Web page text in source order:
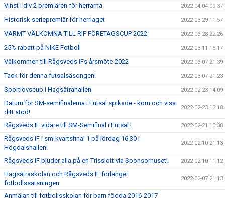
Vinst i div 2 premiären för herrarna 2022-04-04 09:37
Historisk seriepremiär för herrlaget 2022-03-29 11:57
VARMT VÄLKOMNA TILL RIF FÖRETAGSCUP 2022 2022-03-28 22:26
25% rabatt på NIKE Fotboll 2022-03-11 15:17
Välkommen till Rågsveds IFs årsmöte 2022 2022-03-07 21:39
Tack för denna futsalsäsongen! 2022-03-07 21:23
Sportlovscup i Hagsätrahallen 2022-02-23 14:09
Datum för SM-semifinalerna i Futsal spikade - kom och visa
ditt stöd!
2022-02-23 13:18
Rågsveds IF vidare till SM-Semifinal i Futsal ! 2022-02-21 10:38
Rågsveds IF i sm-kvartsfinal 1 på lördag 16.30 i
Högdalshallen!
2022-02-10 21:13
Rågsveds IF bjuder alla på en Trisslott via Sponsorhuset! 2022-02-10 11:12
Hagsätraskolan och Rågsveds IF förlänger
fotbollssatsningen
2022-02-07 21:13
Anmälan till fotbollsskolan för barn födda 2016-2017